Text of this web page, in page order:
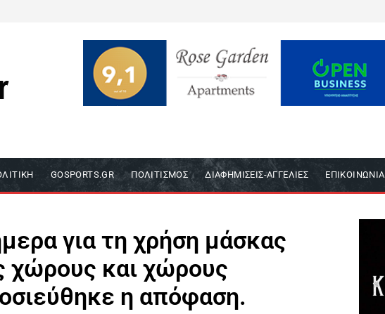
GOSPORTS.GR ΠΟΛΙΤΙΣΜΌΣ ΔΙΑΦΗΜΊΣΕΙΣ-ΑΓΓΕΛΊΕΣ ΕΠΙΚΟΙΝΩΝΙΑ
για τη χρήση μάσκας
χώρους και χώρους
η απόφαση.